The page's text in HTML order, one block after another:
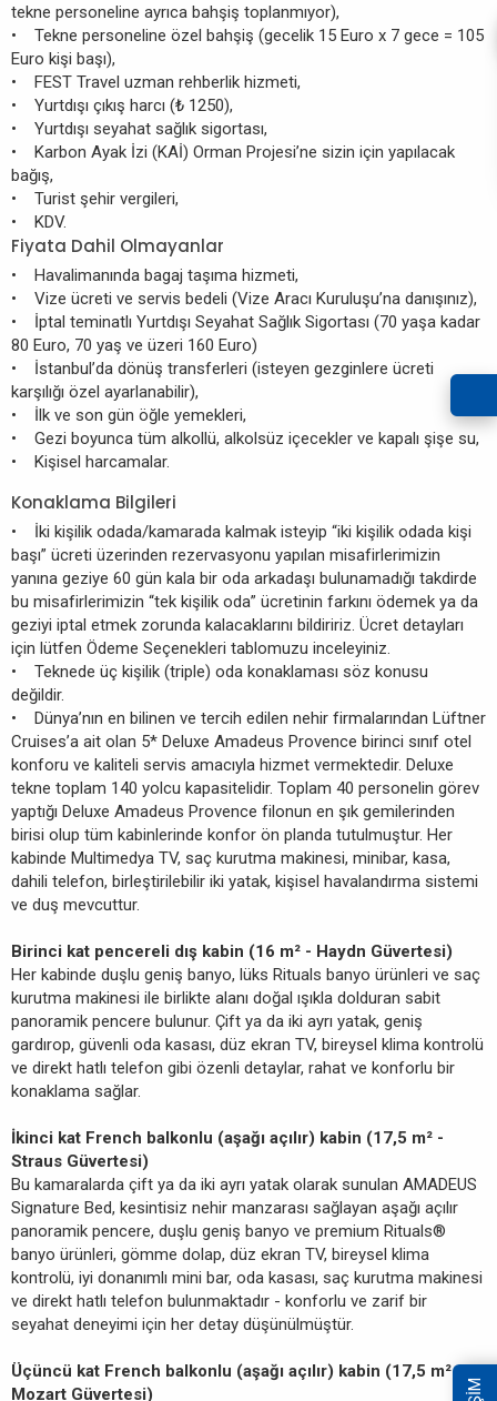
tekne personeline ayrıca bahşiş toplanmıyor),
• Tekne personeline özel bahşiş (gecelik 15 Euro x 7 gece = 105
Euro kişi başı),
• FEST Travel uzman rehberlik hizmeti,
• Yurtdışı çıkış harcı (₺ 1250),
• Yurtdışı seyahat sağlık sigortası,
• Karbon Ayak İzi (KAİ) Orman Projesi’ne sizin için yapılacak
bağış,
• Turist şehir vergileri,
• KDV.
Fiyata Dahil Olmayanlar
• Havalimanında bagaj taşıma hizmeti,
• Vize ücreti ve servis bedeli (Vize Aracı Kuruluşu’na danışınız),
• İptal teminatlı Yurtdışı Seyahat Sağlık Sigortası (70 yaşa kadar
80 Euro, 70 yaş ve üzeri 160 Euro)
• İstanbul’da dönüş transferleri (isteyen gezginlere ücreti
karşılığı özel ayarlanabilir),
• İlk ve son gün öğle yemekleri,
• Gezi boyunca tüm alkollü, alkolsüz içecekler ve kapalı şişe su,
• Kişisel harcamalar.
Konaklama Bilgileri
• İki kişilik odada/kamarada kalmak isteyip “iki kişilik odada kişi
başı” ücreti üzerinden rezervasyonu yapılan misafirlerimizin
yanına geziye 60 gün kala bir oda arkadaşı bulunamadığı takdirde
bu misafirlerimizin “tek kişilik oda” ücretinin farkını ödemek ya da
geziyi iptal etmek zorunda kalacaklarını bildiririz. Ücret detayları
için lütfen Ödeme Seçenekleri tablomuzu inceleyiniz.
• Teknede üç kişilik (triple) oda konaklaması söz konusu
değildir.
• Dünya’nın en bilinen ve tercih edilen nehir firmalarından Lüftner
Cruises’a ait olan 5* Deluxe Amadeus Provence birinci sınıf otel
konforu ve kaliteli servis amacıyla hizmet vermektedir. Deluxe
tekne toplam 140 yolcu kapasitelidir. Toplam 40 personelin görev
yaptığı Deluxe Amadeus Provence filonun en şık gemilerinden
birisi olup tüm kabinlerinde konfor ön planda tutulmuştur. Her
kabinde Multimedya TV, saç kurutma makinesi, minibar, kasa,
dahili telefon, birleştirilebilir iki yatak, kişisel havalandırma sistemi
ve duş mevcuttur.
Birinci kat pencereli dış kabin (16 m² - Haydn Güvertesi)
Her kabinde duşlu geniş banyo, lüks Rituals banyo ürünleri ve saç
kurutma makinesi ile birlikte alanı doğal ışıkla dolduran sabit
panoramik pencere bulunur. Çift ya da iki ayrı yatak, geniş
gardırop, güvenli oda kasası, düz ekran TV, bireysel klima kontrolü
ve direkt hatlı telefon gibi özenli detaylar, rahat ve konforlu bir
konaklama sağlar.
İkinci kat French balkonlu (aşağı açılır) kabin (17,5 m² -
Straus Güvertesi)
Bu kamaralarda çift ya da iki ayrı yatak olarak sunulan AMADEUS
Signature Bed, kesintisiz nehir manzarası sağlayan aşağı açılır
panoramik pencere, duşlu geniş banyo ve premium Rituals®
banyo ürünleri, gömme dolap, düz ekran TV, bireysel klima
kontrolü, iyi donanımlı mini bar, oda kasası, saç kurutma makinesi
ve direkt hatlı telefon bulunmaktadır - konforlu ve zarif bir
seyahat deneyimi için her detay düşünülmüştür.
Üçüncü kat French balkonlu (aşağı açılır) kabin (17,5 m² -
Mozart Güvertesi)